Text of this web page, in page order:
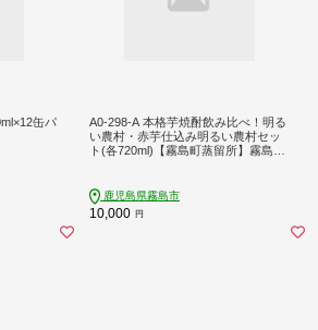
缶パ
A0-298-A 本格芋焼酎飲み比べ！明る
い農村・赤芋仕込み明るい農村セッ
ト(各720ml)【霧島町蒸留所】霧島市
児島鹿児島県霧島市
10,000 円